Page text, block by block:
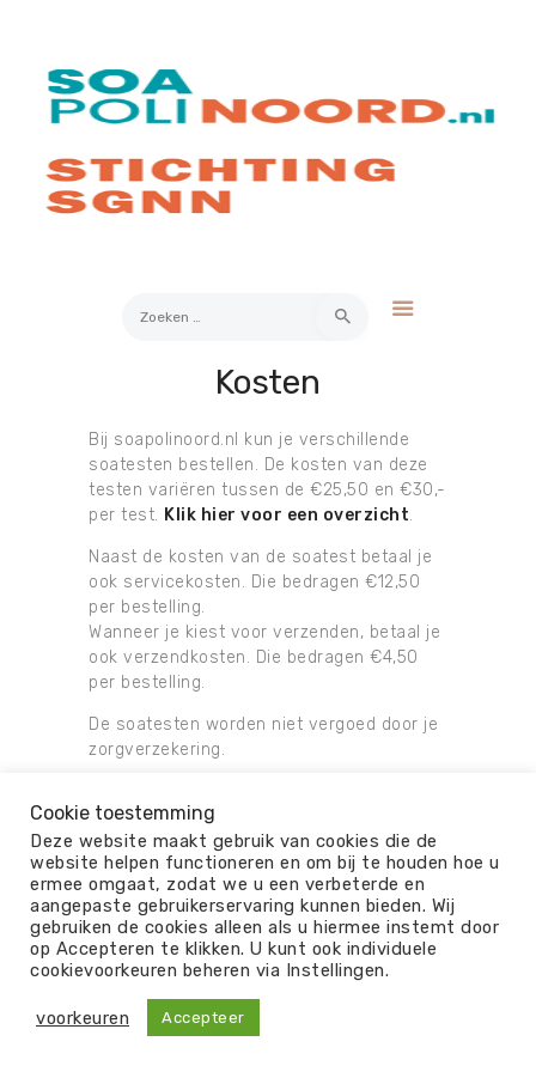
naar:
Kosten
Over soa
Bestellen
Kosten
Bij soapolinoord.nl kun je verschillende
soatesten bestellen. De kosten van deze
testen variëren tussen de €25,50 en €30,-
per test. Klik hier voor een overzicht.
Naast de kosten van de soatest betaal je
ook servicekosten. Die bedragen €12,50
per bestelling.
Wanneer je kiest voor verzenden, betaal je
ook verzendkosten. Die bedragen €4,50
per bestelling.
De soatesten worden niet vergoed door je
zorgverzekering.
© 2026
ALGEMENE VOORWAARDEN
OVER ONS
PRIVACY
DISCLAIMER
KLACHTEN
REVIEW
Cookie toestemming
Deze website maakt gebruik van cookies die de
website helpen functioneren en om bij te houden hoe u
ermee omgaat, zodat we u een verbeterde en
aangepaste gebruikerservaring kunnen bieden. Wij
gebruiken de cookies alleen als u hiermee instemt door
op Accepteren te klikken. U kunt ook individuele
cookievoorkeuren beheren via Instellingen.
voorkeuren Accepteer